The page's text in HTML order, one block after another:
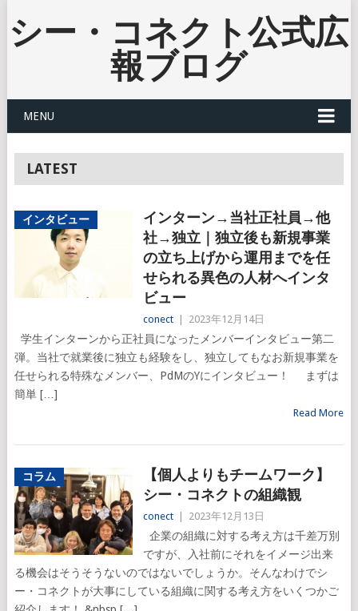
シー・コネクト公式広
報ブログ
MENU
LATEST
インタビュー
インターン→当社正社員→他
社→独立｜独立後も新規事業
の立ち上げから運用までを任
せられる異色の人材へインタ
ビュー
conect 2023年12月14日
学生インターンから正社員になったメンバーインタビュー第二
弾。当社で就業後に独立も経験をし、独立してもなお新規事業を
任せられる特殊なメンバー、PdMのYにインタビュー！ まずは
簡単 […]
Read More
コラム
【個人よりもチームワーク】
シー・コネクトの組織観
conect 2023年12月13日
企業の組織に対する考え方は千差万別
ですが、入社前にそれをイメージ出来
る機会はそうそうないのではないでしょうか。そんなわけでシ
ー・コネクトが大事にしている組織に関する考え方をいくつかご